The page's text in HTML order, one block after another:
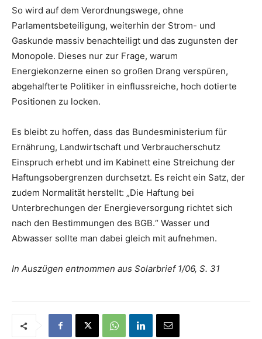
So wird auf dem Verordnungswege, ohne
Parlamentsbeteiligung, weiterhin der Strom- und
Gaskunde massiv benachteiligt und das zugunsten der
Monopole. Dieses nur zur Frage, warum
Energiekonzerne einen so großen Drang verspüren,
abgehalfterte Politiker in einflussreiche, hoch dotierte
Positionen zu locken.
Es bleibt zu hoffen, dass das Bundesministerium für
Ernährung, Landwirtschaft und Verbraucherschutz
Einspruch erhebt und im Kabinett eine Streichung der
Haftungsobergrenzen durchsetzt. Es reicht ein Satz, der
zudem Normalität herstellt: „Die Haftung bei
Unterbrechungen der Energieversorgung richtet sich
nach den Bestimmungen des BGB.“ Wasser und
Abwasser sollte man dabei gleich mit aufnehmen.
In Auszügen entnommen aus Solarbrief 1/06, S. 31